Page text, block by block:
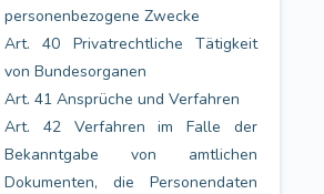
personenbezogene Zwecke
Art. 40 Privatrechtliche Tätigkeit
von Bundesorganen
Art. 41 Ansprüche und Verfahren
Art. 42 Verfahren im Falle der
Bekanntgabe von amtlichen
Dokumenten, die Personendaten